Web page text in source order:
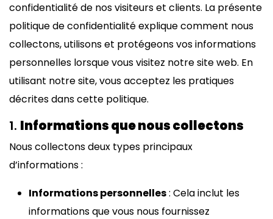
confidentialité de nos visiteurs et clients. La présente
politique de confidentialité explique comment nous
collectons, utilisons et protégeons vos informations
personnelles lorsque vous visitez notre site web. En
utilisant notre site, vous acceptez les pratiques
décrites dans cette politique.
1. Informations que nous collectons
Nous collectons deux types principaux
d’informations :
Informations personnelles: Cela inclut les
informations que vous nous fournissez